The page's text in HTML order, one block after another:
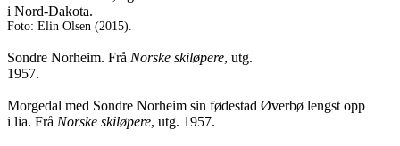
i Nord-Dakota.
Foto: Elin Olsen (2015).
Sondre Norheim. Frå Norske skiløpere, utg.
1957.
Morgedal med Sondre Norheim sin fødestad Øverbø lengst opp
i lia. Frå Norske skiløpere, utg. 1957.